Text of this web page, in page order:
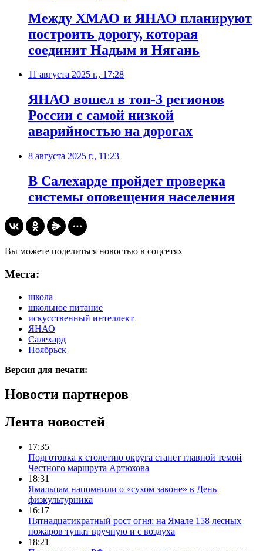
Между ХМАО и ЯНАО планируют
построить дорогу, которая
соединит Надым и Нягань
11 августа 2025 г., 17:28
ЯНАО вошел в топ-3 регионов
России с самой низкой
аварийностью на дорогах
8 августа 2025 г., 11:23
В Салехарде пройдет проверка
системы оповещения населения
Вы можете поделиться новостью в соцсетях
Места:
школа
школьное питание
искусственный интеллект
ЯНАО
Салехард
Ноябрьск
Версия для печати:
Новости партнеров
Лента новостей
17:35
Подготовка к столетию округа станет главной темой
Честного маршрута Артюхова
18:31
Ямальцам напомнили о «сухом законе» в День
физкультурника
16:17
Пятнадцатикратный рост огня: на Ямале 158 лесных
пожаров тушат вручную и с воздуха
18:21